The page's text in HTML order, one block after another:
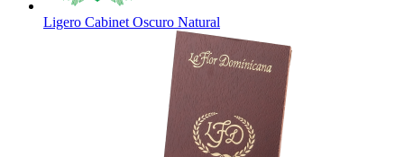
Ligero Cabinet Oscuro Natural